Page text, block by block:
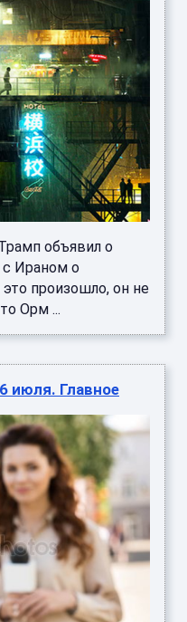
объявил о
Ираном о
произошло, он не
Орм ...
июля. Главное